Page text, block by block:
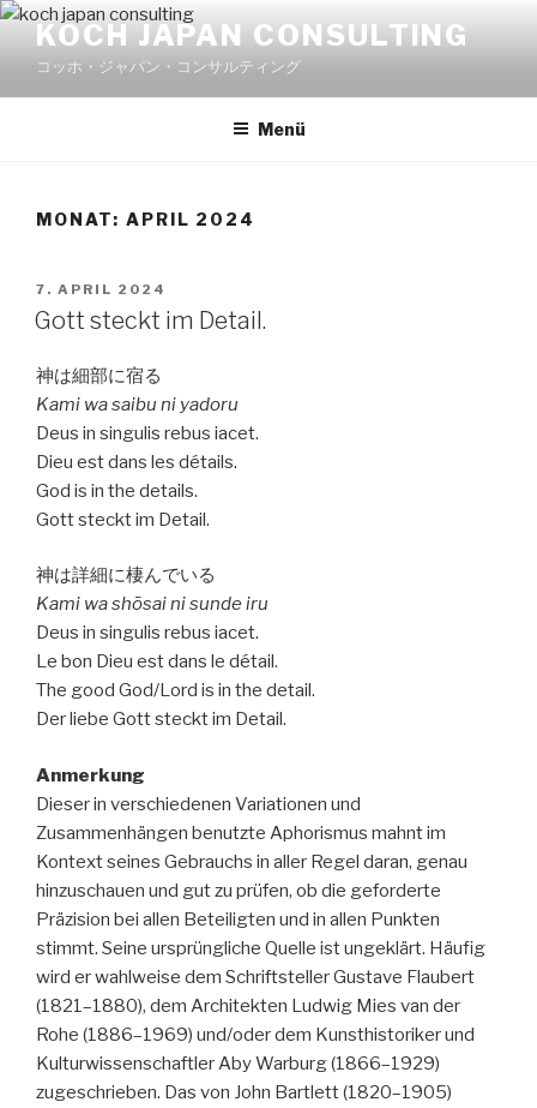
Zum
Inhalt
springen
KOCH JAPAN CONSULTING
コッホ・ジャパン・コンサルティング
Menü
MONAT: APRIL 2024
VERÖFFENTLICHT
AM
7. APRIL 2024
Gott steckt im Detail.
神は細部に宿る
Kami wa saibu ni yadoru
Deus in singulis rebus iacet.
Dieu est dans les détails.
God is in the details.
Gott steckt im Detail.
神は詳細に棲んでいる
Kami wa shōsai ni sunde iru
Deus in singulis rebus iacet.
Le bon Dieu est dans le détail.
The good God/Lord is in the detail.
Der liebe Gott steckt im Detail.
Anmerkung
Dieser in verschiedenen Variationen und
Zusammenhängen benutzte Aphorismus mahnt im
Kontext seines Gebrauchs in aller Regel daran, genau
hinzuschauen und gut zu prüfen, ob die geforderte
Präzision bei allen Beteiligten und in allen Punkten
stimmt. Seine ursprüngliche Quelle ist ungeklärt. Häufig
wird er wahlweise dem Schriftsteller Gustave Flaubert
(1821–1880), dem Architekten Ludwig Mies van der
Rohe (1886–1969) und/oder dem Kunsthistoriker und
Kulturwissenschaftler Aby Warburg (1866–1929)
zugeschrieben. Das von John Bartlett (1820–1905)